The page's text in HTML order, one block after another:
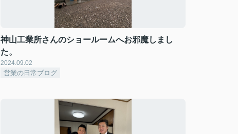
神山工業所さんのショールームへお邪魔しまし
た。
2024.09.02
営業の日常ブログ